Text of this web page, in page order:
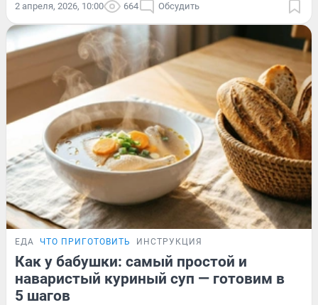
2 апреля, 2026, 10:00 664 Обсудить
ЕДА ЧТО ПРИГОТОВИТЬ ИНСТРУКЦИЯ
Как у бабушки: самый простой и
наваристый куриный суп — готовим в
5 шагов